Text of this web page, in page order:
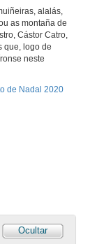
alalás,
as montaña de
Cástor Catro,
que, logo de
neste
de Nadal 2020
Ocultar